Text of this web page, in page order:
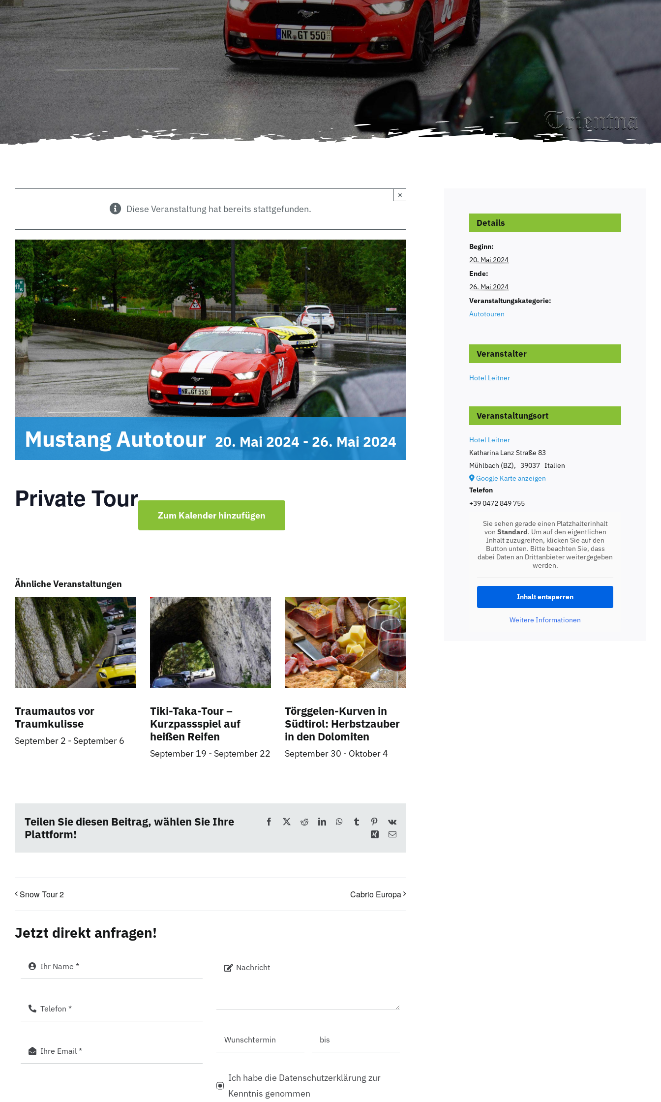
Diese Veranstaltung hat bereits stattgefunden.
×
Mustang Autotour 20. Mai 2024 - 26. Mai 2024
Private Tour
Zum Kalender hinzufügen
Ähnliche Veranstaltungen
Traumautos vor
Traumkulisse
September 2 - September 6
Tiki-Taka-Tour –
Kurzpassspiel auf
heißen Reifen
September 19 - September 22
Törggelen-Kurven in
Südtirol: Herbstzauber
in den Dolomiten
September 30 - Oktober 4
Teilen Sie diesen Beitrag, wählen Sie Ihre
Plattform!
Facebook RedditLinkedInWhatsApp
Tumblr Pinterest
Vk
Xing E-
Snow Tour 2 Cabrio Europa
Jetzt direkt anfragen!
Ich habe die Datenschutzerklärung zur
Kenntnis genommen
Details
Beginn:
20. Mai 2024
Ende:
26. Mai 2024
Veranstaltungskategorie:
Autotouren
Veranstalter
Hotel Leitner
Veranstaltungsort
Hotel Leitner
Katharina Lanz Straße 83
Mühlbach (BZ), 39037 Italien
Google Karte anzeigen
Telefon
+39 0472 849 755
Sie sehen gerade einen Platzhalterinhalt
von Standard. Um auf den eigentlichen
Inhalt zuzugreifen, klicken Sie auf den
Button unten. Bitte beachten Sie, dass
dabei Daten an Drittanbieter weitergegeben
werden.
Inhalt entsperren
Weitere Informationen